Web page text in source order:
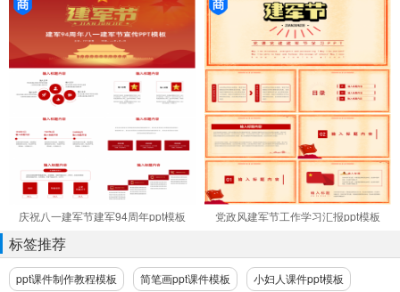
庆祝八一建军节建军94周年ppt模板 党政风建军节工作学习汇报ppt模板
标签推荐
ppt课件制作教程模板 简笔画ppt课件模板 小妇人课件ppt模板